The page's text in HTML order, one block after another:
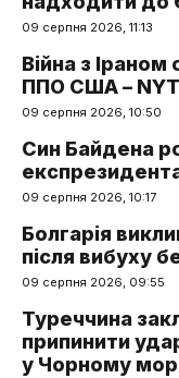
09 серпня 2026, 11:13
Війна з
ППО США – NYT
09 серпня 2026, 10:50
Син Байдена
09 серпня 2026, 10:17
Болгарія
після вибуху
09 серпня 2026, 09:55
Туреччина
припинити
у Чорному